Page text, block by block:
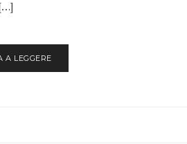
A LEGGERE